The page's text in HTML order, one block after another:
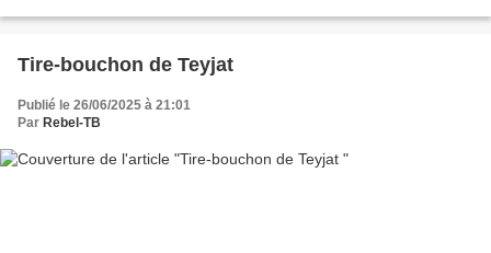
Tire-bouchon de Teyjat
Publié le 26/06/2025 à 21:01
Par Rebel-TB